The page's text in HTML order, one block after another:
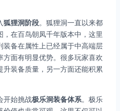
狐狸洞阶段。狐狸洞一直以来都
在百鸟朝凤千年版本中，这里
备在属性上已经属于中高端层
面有明显优势。很多玩家喜欢
装备质量，另一方面还能积累
开始挑战极乐洞装备体系。极乐